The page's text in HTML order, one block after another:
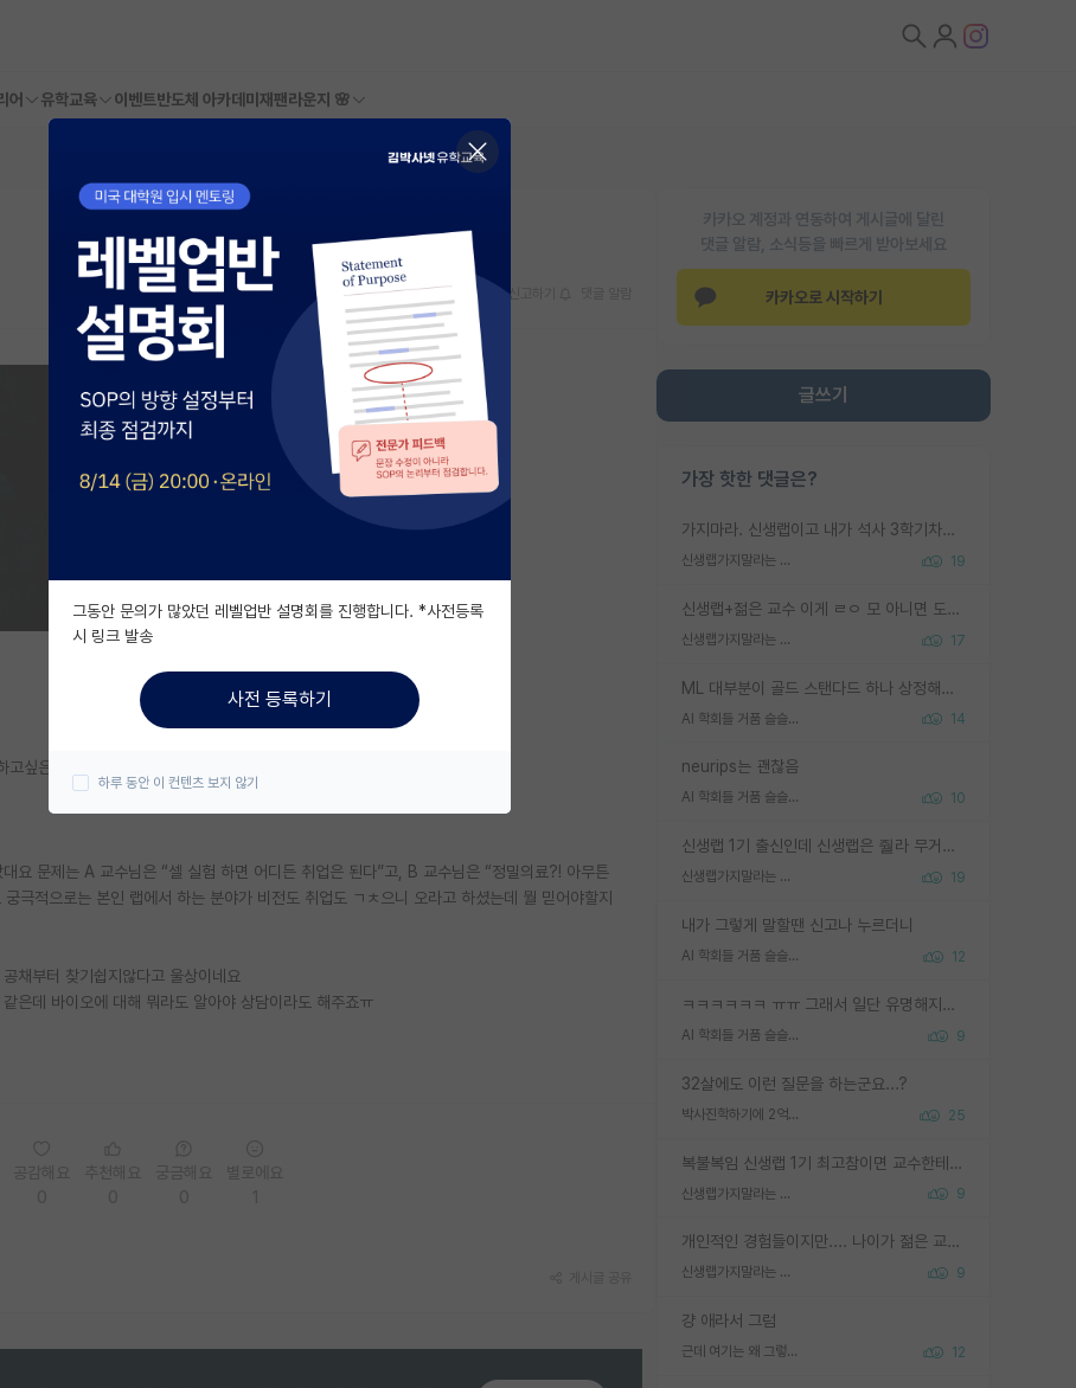
어 유학교육 이벤트반도체 아카데미 재팬라운지 🌸
카카오 계정과 연동하여 게시글에 달린
댓글 알람, 소식등을 빠르게 받아보세요
카카오로 시작하기
글쓰기
가장 핫한 댓글은?
가지마라. 신생랩이고 내가 석사 3학기차인데 최고참인데 나도 아무것도 모르는데 교수가 후배들 왜 논문 교육 안시키냐. 논문 왜 안 써오냐 닦달한다
신생랩가지말라는 이유가 있었구나 19
신생랩+젊은 교수 이게 ㄹㅇ 모 아니면 도인듯.
신생랩가지말라는 이유가 있었구나 17
ML 대부분이 골드 스탠다드 하나 상정해놓고 (벤치마크 데이터셋이 여러 개면 여러 개 상정) 그거 얼마나 잘 맞추나 싸움임 가끔 번뜩이는 설계 철학을 보여주는 논문들도 있지만 대부분 그거 성적 얼마나 더 올리느라에 혈안이 되어 있는 측면이 잇음
AI 학회들 거품 슬슬 지적이 나오네요 14
neurips는 괜찮음
AI 학회들 거품 슬슬 지적이 나오네요 10
신생랩 1기 출신인데 신생랩은 줠라 무거운 바벨 같은거임. 들면 대박인데 못들면 깔려 죽음. 아무도 알려주지 않는 환경에서 자생해야하지만, 일단 살아남았다면 그 어떤 사람보다 악착같고 생존력 높은 사람으로 거듭날 수 있음
신생랩가지말라는 이유가 있었구나 19
내가 그렇게 말할땐 신고나 누르더니
AI 학회들 거품 슬슬 지적이 나오네요 12
ㅋㅋㅋㅋㅋㅋ ㅠㅠ 그래서 일단 유명해지는게 중요한거같습니다
AI 학회들 거품 슬슬 지적이 나오네요 9
32살에도 이런 질문을 하는군요...?
박사진학하기에 2억은 괜찮은 (?) 정도의 경제력인가요 25
복불복임 신생랩 1기 최고참이면 교수한테 직접 지도받는 시간이 매우 많음 제대로 된 교수라면 말이지 그게 아니라면 그냥 넌 해방 불가능한 노예 1호에 감점쓰레기통이 되는거고
신생랩가지말라는 이유가 있었구나 9
개인적인 경험들이지만.... 나이가 젊은 교수일수록 꼰대라는 가면을 쓴 채로 무례함을 행동하는 경우가 거의 90% 정도였음. 나이가 어린데 다른 또래들과 달리 명예, 권력, 재력까지 얻었으니 세상 다 가진 기분이겠지. 오히러 나이 든 교수들이 행동과 말을 더 조심하시더라.
신생랩가지말라는 이유가 있었구나 9
걍 애라서 그럼
근데 여기는 왜 그렇게 SPK를 물어보는거임? 12
스크랩 신고하기
싶은데 맘이 확 끌리는 분야는 못 찾은 것 같네요..
요 문제는 A 교수님은 “셀 실험 하면 어디든 취업은 된다”고, B 교수님은 “정밀의료?! 아무튼
극적으로는 본인 랩에서 하는 분야가 비전도 취업도 ㄱㅊ으니 오라고 하셨는데 뭘 믿어야할지
채부터 찾기쉽지않다고 울상이네요
은데 바이오에 대해 뭐라도 알아야 상담이라도 해주죠ㅠ
그동안 문의가 많았던 레벨업반 설명회를 진행합니다. *사전등록
시 링크 발송
사전 등록하기
하루 동안 이 컨텐츠 보지 않기